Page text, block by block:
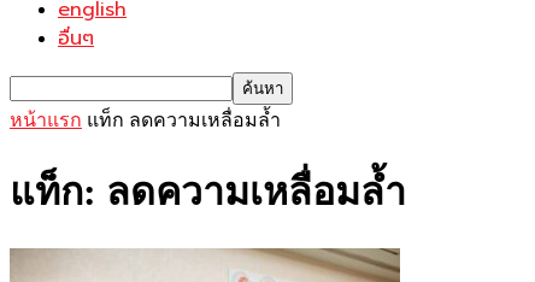
english
อื่นๆ
หน้าแรก แท็ก ลดความเหลื่อมล้ำ
แท็ก: ลดความเหลื่อมล้ำ